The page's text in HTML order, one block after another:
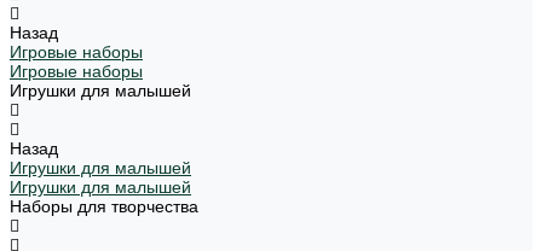
Назад
Игровые наборы
Игровые наборы
Игрушки для малышей
Назад
Игрушки для малышей
Игрушки для малышей
Наборы для творчества